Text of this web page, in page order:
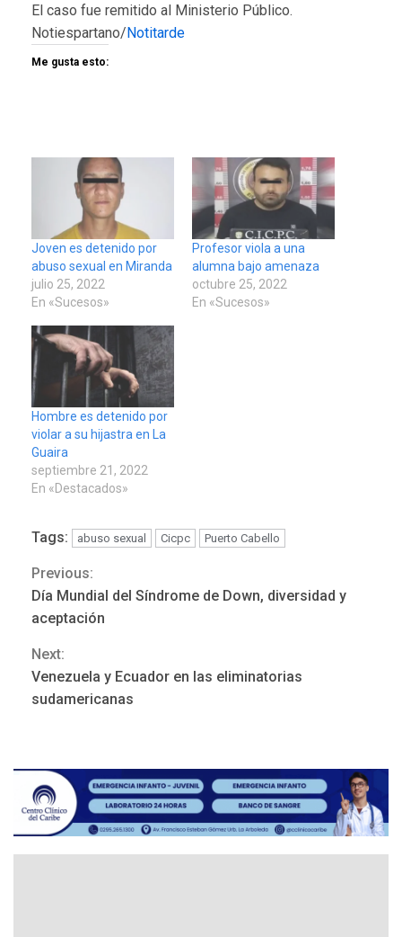
El caso fue remitido al Ministerio Público.
Notiespartano/ Notitarde
Me gusta esto:
Joven es detenido por
abuso sexual en Miranda
julio 25, 2022
En «Sucesos»
Profesor viola a una
alumna bajo amenaza
octubre 25, 2022
En «Sucesos»
Hombre es detenido por
violar a su hijastra en La
Guaira
septiembre 21, 2022
En «Destacados»
Tags: abuso sexual Cicpc Puerto Cabello
Continue
Reading
Previous:
Día Mundial del Síndrome de Down, diversidad y
aceptación
Next:
Venezuela y Ecuador en las eliminatorias
sudamericanas
LATINOAMÉRICA Y CARIBE
REGIONALES ÚLTIMA HORA
Libro de Guadalupe Burelli
eleva sus velas en
Margarita